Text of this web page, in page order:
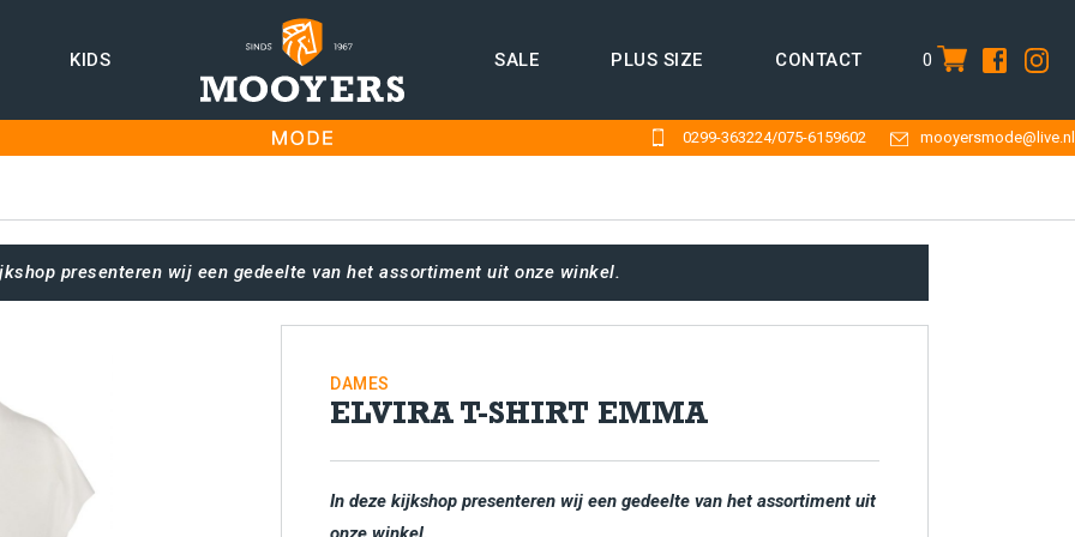
0 item
KIDS SALE PLUS SIZE CONTACT
0299-363224/075-6159602 mooyersmode@live.nl
presenteren wij een gedeelte van het assortiment uit onze winkel.
DAMES
ELVIRA T-SHIRT EMMA
In deze kijkshop presenteren wij een gedeelte van het assortiment uit